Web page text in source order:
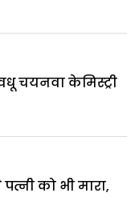
चयनवा केमिस्ट्री
को भी मारा,